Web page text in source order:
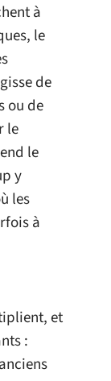
à
le
de
ou de
le
le
y
les
à
et
: